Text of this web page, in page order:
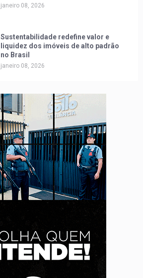
janeiro 08, 2026
Sustentabilidade redefine valor e
liquidez dos imóveis de alto padrão
no Brasil
janeiro 08, 2026